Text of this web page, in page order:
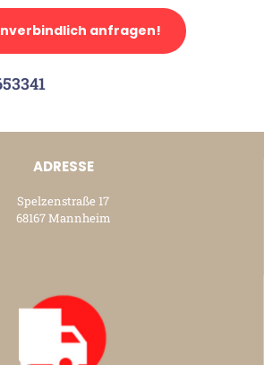
anfragen!
ADRESSE
Spelzenstraße 17
68167 Mannheim